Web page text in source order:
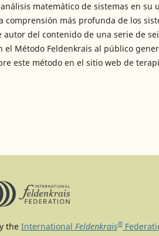
matemático de sistemas en su
comprensión más profunda de los
autor del contenido de una serie de
el Método Feldenkrais al público
este método en el sitio web de
the International Feldenkrais®